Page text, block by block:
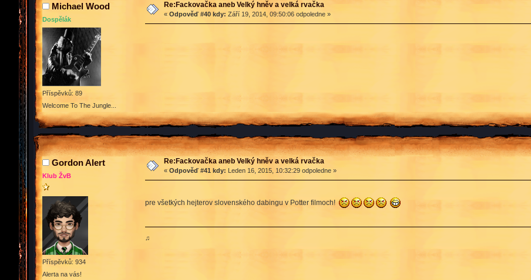
Michael Wood
Dospělák
Příspěvků: 89
Welcome To The Jungle...
Re:Fackovačka aneb Velký hněv a velká rvačka
« Odpověď #40 kdy: Září 19, 2014, 09:50:06 odpoledne »
Gordon Alert
Klub ŽvB
Příspěvků: 934
Alerta na vás!
Re:Fackovačka aneb Velký hněv a velká rvačka
« Odpověď #41 kdy: Leden 16, 2015, 10:32:29 odpoledne »
pre všetkých hejterov slovenského dabingu v Potter filmoch!
♫